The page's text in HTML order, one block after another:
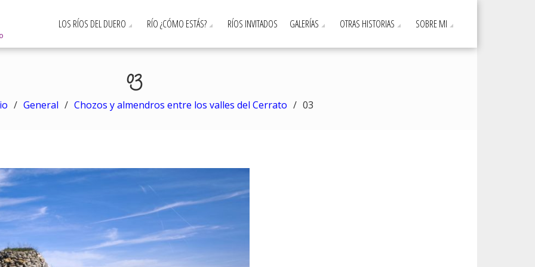
LOS RÍOS DEL DUERO RÍO ¿CÓMO ESTÁS? RÍOS INVITADOS GALERÍAS OTRAS HISTORIAS SOBRE MI
03
General Chozos y almendros entre los valles del Cerrato 03